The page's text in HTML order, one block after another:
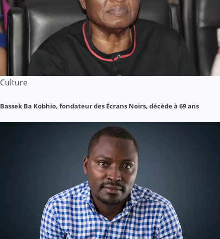
Culture
Bassek Ba Kobhio, fondateur des Écrans Noirs, décède à 69 ans